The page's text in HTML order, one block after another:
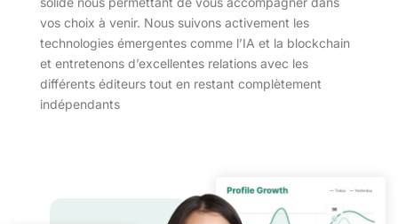
vos choix à venir. Nous suivons activement les
technologies émergentes comme l’IA et la blockchain
et entretenons d’excellentes relations avec les
différents éditeurs tout en restant complètement
indépendants